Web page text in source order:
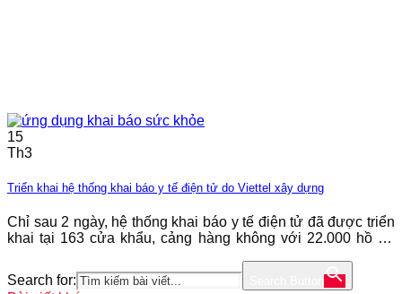
15
Th3
Triển khai hệ thống khai báo y tế điện tử do Viettel xây dựng
Chỉ sau 2 ngày, hệ thống khai báo y tế điện tử đã được triển
khai tại 163 cửa khẩu, cảng hàng không với 22.000 hồ sơ
khai trương Hệ thống khai báo y tế điện tử (Vietnam health
declaration) do Tổng công ty giải pháp
Search for: